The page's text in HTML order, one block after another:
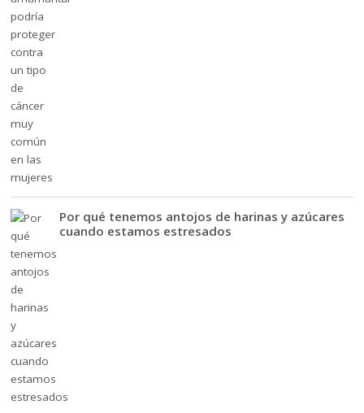
Por qué tenemos antojos de harinas y azúcares
cuando estamos estresados